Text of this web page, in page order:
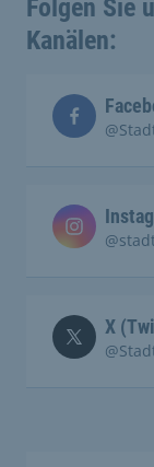
Folgen Sie
Kanälen:
X